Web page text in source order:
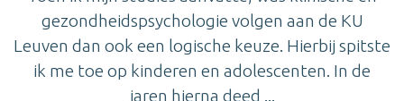
gezondheidspsychologie volgen aan de KU
Leuven dan ook een logische keuze. Hierbij spitste
ik me toe op kinderen en adolescenten. In de
jaren hierna deed ...